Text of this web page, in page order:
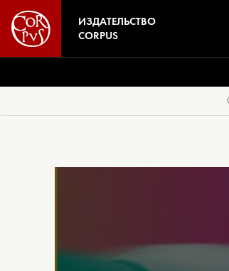
ИЗДАТЕЛЬСТВО
CORPUS